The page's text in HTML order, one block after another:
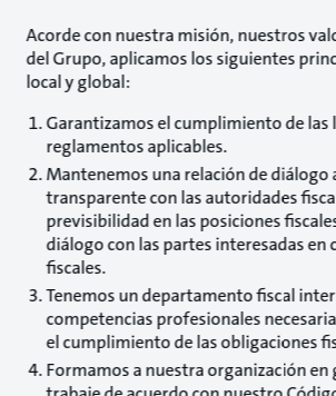
Acorde con nuestra misión, nuestros
del Grupo, aplicamos los siguientes
local y global:
Garantizamos el cumplimiento de las
reglamentos aplicables.
Mantenemos una relación de diálogo
transparente con las autoridades
previsibilidad en las posiciones
diálogo con las partes interesadas en
fiscales.
Tenemos un departamento fiscal
competencias profesionales
el cumplimiento de las obligaciones
Formamos a nuestra organización en